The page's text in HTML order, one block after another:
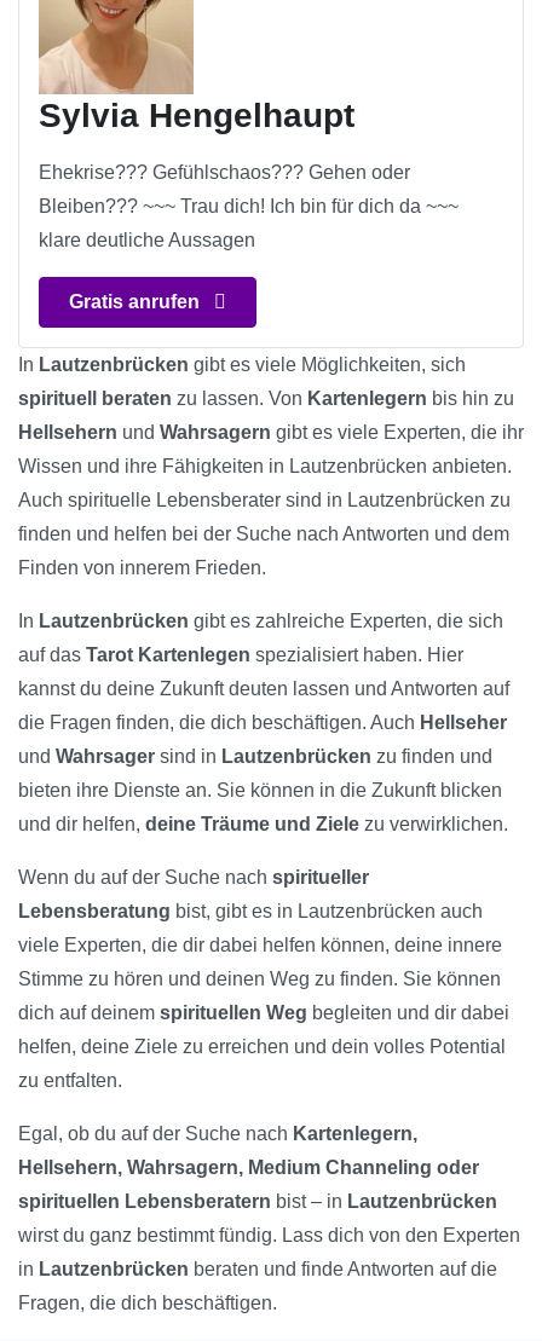
Sylvia Hengelhaupt
Ehekrise??? Gefühlschaos??? Gehen oder
Bleiben??? ~~~ Trau dich! Ich bin für dich da ~~~
klare deutliche Aussagen
Gratis anrufen
In Lautzenbrücken gibt es viele Möglichkeiten, sich
spirituell beraten zu lassen. Von Kartenlegern bis hin zu
Hellsehern und Wahrsagern gibt es viele Experten, die ihr
Wissen und ihre Fähigkeiten in Lautzenbrücken anbieten.
Auch spirituelle Lebensberater sind in Lautzenbrücken zu
finden und helfen bei der Suche nach Antworten und dem
Finden von innerem Frieden.
In Lautzenbrücken gibt es zahlreiche Experten, die sich
auf das Tarot Kartenlegen spezialisiert haben. Hier
kannst du deine Zukunft deuten lassen und Antworten auf
die Fragen finden, die dich beschäftigen. Auch Hellseher
und Wahrsager sind in Lautzenbrücken zu finden und
bieten ihre Dienste an. Sie können in die Zukunft blicken
und dir helfen, deine Träume und Ziele zu verwirklichen.
Wenn du auf der Suche nach spiritueller
Lebensberatung bist, gibt es in Lautzenbrücken auch
viele Experten, die dir dabei helfen können, deine innere
Stimme zu hören und deinen Weg zu finden. Sie können
dich auf deinem spirituellen Weg begleiten und dir dabei
helfen, deine Ziele zu erreichen und dein volles Potential
zu entfalten.
Egal, ob du auf der Suche nach Kartenlegern,
Hellsehern, Wahrsagern, Medium Channeling oder
spirituellen Lebensberatern bist – in Lautzenbrücken
wirst du ganz bestimmt fündig. Lass dich von den Experten
in Lautzenbrücken beraten und finde Antworten auf die
Fragen, die dich beschäftigen.